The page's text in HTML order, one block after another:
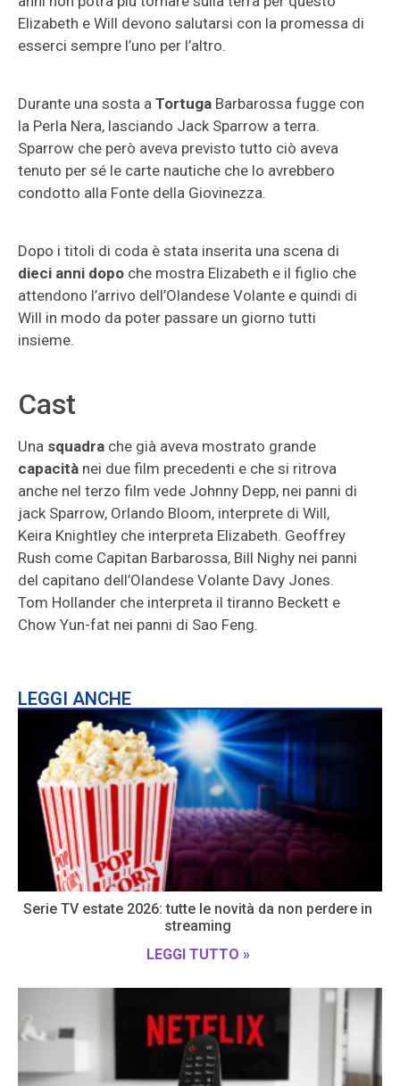
Elizabeth e Will devono salutarsi con la promessa di
esserci sempre l’uno per l’altro.
Durante una sosta a Tortuga Barbarossa fugge con
la Perla Nera, lasciando Jack Sparrow a terra.
Sparrow che però aveva previsto tutto ciò aveva
tenuto per sé le carte nautiche che lo avrebbero
condotto alla Fonte della Giovinezza.
Dopo i titoli di coda è stata inserita una scena di
dieci anni dopo che mostra Elizabeth e il figlio che
attendono l’arrivo dell’Olandese Volante e quindi di
Will in modo da poter passare un giorno tutti
insieme.
Cast
Una squadra che già aveva mostrato grande
capacità nei due film precedenti e che si ritrova
anche nel terzo film vede Johnny Depp, nei panni di
jack Sparrow, Orlando Bloom, interprete di Will,
Keira Knightley che interpreta Elizabeth. Geoffrey
Rush come Capitan Barbarossa, Bill Nighy nei panni
del capitano dell’Olandese Volante Davy Jones.
Tom Hollander che interpreta il tiranno Beckett e
Chow Yun-fat nei panni di Sao Feng.
LEGGI ANCHE
Serie TV estate 2026: tutte le novità da non perdere in
streaming
LEGGI TUTTO »